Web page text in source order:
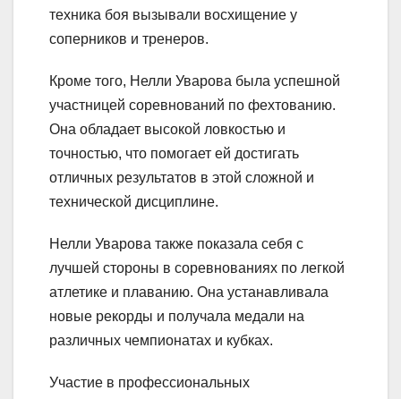
техника боя вызывали восхищение у
соперников и тренеров.
Кроме того, Нелли Уварова была успешной
участницей соревнований по фехтованию.
Она обладает высокой ловкостью и
точностью, что помогает ей достигать
отличных результатов в этой сложной и
технической дисциплине.
Нелли Уварова также показала себя с
лучшей стороны в соревнованиях по легкой
атлетике и плаванию. Она устанавливала
новые рекорды и получала медали на
различных чемпионатах и кубках.
Участие в профессиональных